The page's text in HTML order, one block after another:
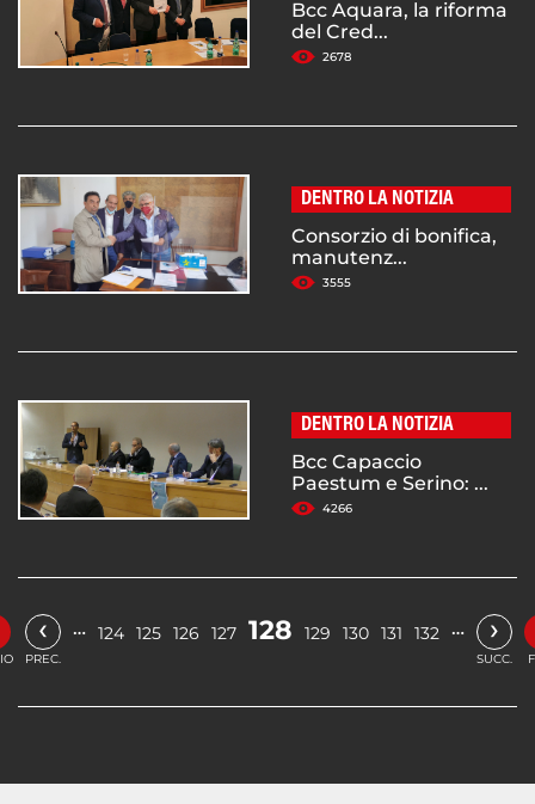
Bcc Aquara, la riforma
del Cred...
2678
DENTRO LA NOTIZIA
Consorzio di bonifica,
manutenz...
3555
DENTRO LA NOTIZIA
Bcc Capaccio
Paestum e Serino: ...
4266
‹
PREC.
… 124 125 126 127 128 129 130 131 132 … ›
SUCC.